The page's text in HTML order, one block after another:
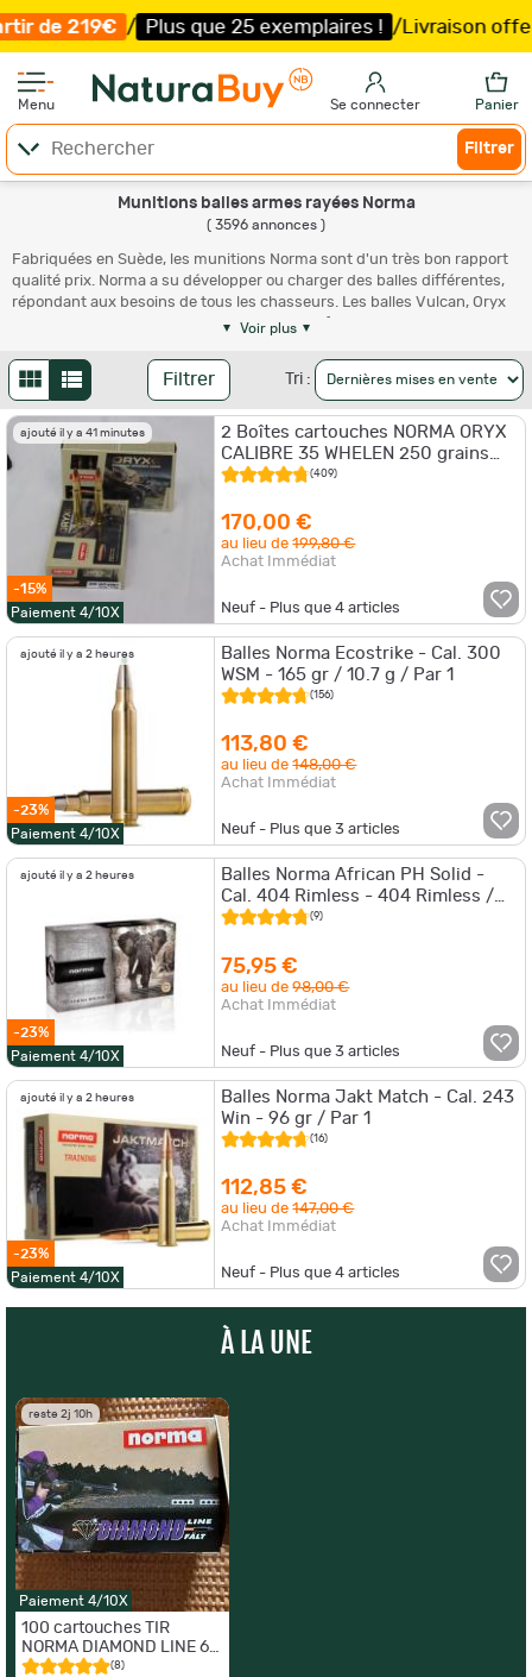
que 25 exemplaires ! /Livraison offerte et expédition
Menu Se connecter Panier
Filtrer
Munitions balles armes rayées Norma
( 3596 annonces )
Fabriquées en Suède, les munitions Norma sont d'un très bon rapport
qualité prix. Norma a su développer ou charger des balles différentes,
répondant aux besoins de tous les chasseurs. Les balles Vulcan, Oryx
et Pointe Plastique sont assez anciennes et fonctionnent sur tous nos
sans plomb pour répondre à la demande de pays comme l'Allemagne
qui ont interdit depuis quelques années l'usage de ce métal dans les
balles de chasse. L'Ecostrike de Norma est fabriquée à partir de cuivre
et de nickel. D'autres balles sont également vendues par Norma
comme la Kalahari dont l'avant expanse en 6 pétales provoquant un
excellent pouvoir d'arrêt. Norma est également réputé en munitions de
chasse africaine avec beaucoup de
Voir plus
Filtrer Tri :
ajouté il y a 41 minutes
-15%
Paiement 4/10X
2 Boîtes cartouches NORMA ORYX
CALIBRE 35 WHELEN 250 grains
16.2g
(409)
170,00 €
au lieu de199,80 €
Achat Immédiat
Neuf - Plus que4 articles
ajouté il y a 2 heures
-23%
Paiement 4/10X
Balles Norma Ecostrike - Cal. 300
WSM - 165 gr / 10.7 g / Par 1
(156)
113,80 €
au lieu de148,00 €
Achat Immédiat
Neuf - Plus que3 articles
ajouté il y a 2 heures
-23%
Paiement 4/10X
Balles Norma African PH Solid -
Cal. 404 Rimless - 404 Rimless /
Par 1
(9)
75,95 €
au lieu de98,00 €
Achat Immédiat
Neuf - Plus que3 articles
ajouté il y a 2 heures
-23%
Paiement 4/10X
Balles Norma Jakt Match - Cal. 243
Win - 96 gr / Par 1
(16)
112,85 €
au lieu de147,00 €
Achat Immédiat
Neuf - Plus que4 articles
À LA UNE
reste 2j 10h
Paiement 4/10X
100 cartouches TIR
NORMA DIAMOND LINE 6.5
x 55
(8)